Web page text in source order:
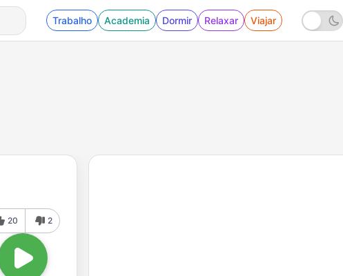
Trabalho Academia Dormir Relaxar Viajar
20 2